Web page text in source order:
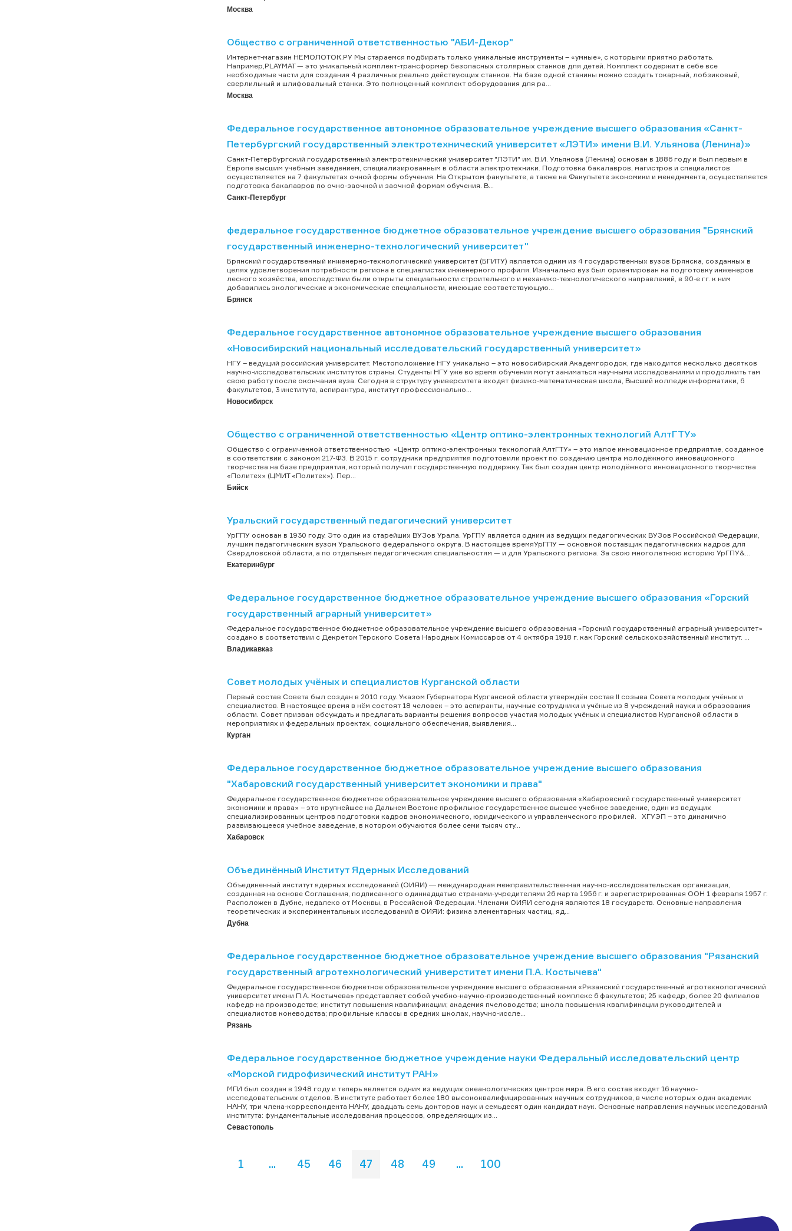
Москва
Общество с ограниченной ответственностью "АБИ-Декор"
Интернет-магазин НЕМОЛОТОК.РУ Мы стараемся подбирать только уникальные инструменты – «умные», с которыми приятно работать.
Например,PLAYMAT — это уникальный комплект-трансформер безопасных столярных станков для детей. Комплект содержит в себе все
необходимые части для создания 4 различных реально действующих станков. На базе одной станины можно создать токарный, лобзиковый,
сверлильный и шлифовальный станки. Это полноценный комплект оборудования для ра...
Москва
Федеральное государственное автономное образовательное учреждение высшего образования «Санкт-
Петербургский государственный электротехнический университет «ЛЭТИ» имени В.И. Ульянова (Ленина)»
Санкт-Петербургский государственный электротехнический университет "ЛЭТИ" им. В.И. Ульянова (Ленина) основан в 1886 году и был первым в
Европе высшим учебным заведением, специализированным в области электротехники. Подготовка бакалавров, магистров и специалистов
осуществляется на 7 факультетах очной формы обучения. На Открытом факультете, а также на Факультете экономики и менеджмента, осуществляется
подготовка бакалавров по очно-заочной и заочной формам обучения. В...
Санкт-Петербург
федеральное государственное бюджетное образовательное учреждение высшего образования "Брянский
государственный инженерно-технологический университет"
Брянский государственный инженерно-технологический университет (БГИТУ) является одним из 4 государственных вузов Брянска, созданных в
целях удовлетворения потребности региона в специалистах инженерного профиля. Изначально вуз был ориентирован на подготовку инженеров
лесного хозяйства, впоследствии были открыты специальности строительного и механико-технологического направлений, в 90-е гг. к ним
добавились экологические и экономические специальности, имеющие соответствующую...
Брянск
Федеральное государственное автономное образовательное учреждение высшего образования
«Новосибирский национальный исследовательский государственный университет»
НГУ – ведущий российский университет. Местоположение НГУ уникально – это новосибирский Академгородок, где находится несколько десятков
научно-исследовательских институтов страны. Студенты НГУ уже во время обучения могут заниматься научными исследованиями и продолжить там
свою работу после окончания вуза. Сегодня в структуру университета входят физико-математическая школа, Высший колледж информатики, 6
факультетов, 3 института, аспирантура, институт профессионально...
Новосибирск
Общество с ограниченной ответственностью «Центр оптико-электронных технологий АлтГТУ»
Общество с ограниченной ответственностью «Центр оптико-электронных технологий АлтГТУ» – это малое инновационное предприятие, созданное
в соответствии с законом 217-ФЗ. В 2015 г. сотрудники предприятия подготовили проект по созданию центра молодёжного инновационного
творчества на базе предприятия, который получил государственную поддержку. Так был создан центр молодёжного инновационного творчества
«Политех» (ЦМИТ «Политех»). Пер...
Бийск
Уральский государственный педагогический университет
УрГПУ основан в 1930 году. Это один из старейших ВУЗов Урала. УрГПУ является одним из ведущих педагогических ВУЗов Российской Федерации,
лучшим педагогическим вузом Уральского федерального округа. В настоящее времяУрГПУ — основной поставщик педагогических кадров для
Свердловской области, а по отдельным педагогическим специальностям — и для Уральского региона. За свою многолетнюю историю УрГПУ&...
Екатеринбург
Федеральное государственное бюджетное образовательное учреждение высшего образования «Горский
государственный аграрный университет»
Федеральное государственное бюджетное образовательное учреждение высшего образования «Горский государственный аграрный университет»
создано в соответствии с Декретом Терского Совета Народных Комиссаров от 4 октября 1918 г. как Горский сельскохозяйственный институт. ...
Владикавказ
Совет молодых учёных и специалистов Курганской области
Первый состав Совета был создан в 2010 году. Указом Губернатора Курганской области утверждён состав II созыва Совета молодых учёных и
специалистов. В настоящее время в нём состоят 18 человек – это аспиранты, научные сотрудники и учёные из 8 учреждений науки и образования
области. Совет призван обсуждать и предлагать варианты решения вопросов участия молодых учёных и специалистов Курганской области в
мероприятиях и федеральных проектах, социального обеспечения, выявления...
Курган
Федеральное государственное бюджетное образовательное учреждение высшего образования
"Хабаровский государственный университет экономики и права"
Федеральное государственное бюджетное образовательное учреждение высшего образования «Хабаровский государственный университет
экономики и права» – это крупнейшее на Дальнем Востоке профильное государственное высшее учебное заведение, один из ведущих
специализированных центров подготовки кадров экономического, юридического и управленческого профилей. ХГУЭП – это динамично
развивающееся учебное заведение, в котором обучаются более семи тысяч сту...
Хабаровск
Объединённый Институт Ядерных Исследований
Объединенный институт ядерных исследований (ОИЯИ) ― международная межправительственная научно-исследовательская организация,
созданная на основе Соглашения, подписанного одиннадцатью странами-учредителями 26 марта 1956 г. и зарегистрированная ООН 1 февраля 1957 г.
Расположен в Дубне, недалеко от Москвы, в Российской Федерации. Членами ОИЯИ сегодня являются 18 государств. Основные направления
теоретических и экспериментальных исследований в ОИЯИ: физика элементарных частиц, яд...
Дубна
Федеральное государственное бюджетное образовательное учреждение высшего образования "Рязанский
государственный агротехнологический универститет имени П.А. Костычева"
Федеральное государственное бюджетное образовательное учреждение высшего образования «Рязанский государственный агротехнологический
университет имени П.А. Костычева» представляет собой учебно-научно-производственный комплекс 6 факультетов; 25 кафедр, более 20 филиалов
кафедр на производстве; институт повышения квалификации; академия пчеловодства; школа повышения квалификации руководителей и
специалистов коневодства; профильные классы в средних школах, научно-иссле...
Рязань
Федеральное государственное бюджетное учреждение науки Федеральный исследовательский центр
«Морской гидрофизический институт РАН»
МГИ был создан в 1948 году и теперь является одним из ведущих океанологических центров мира. В его состав входят 16 научно-
исследовательских отделов. В институте работает более 180 высококвалифицированных научных сотрудников, в числе которых один академик
НАНУ, три члена-корреспондента НАНУ, двадцать семь докторов наук и семьдесят один кандидат наук. Основные направления научных исследований
института: фундаментальные исследования процессов, определяющих из...
Севастополь
1 ... 45 46 47 48 49 ... 100